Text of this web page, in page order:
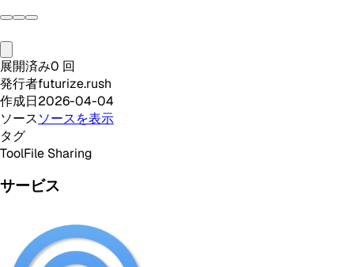
展開済み0 回
発行者futurize.rush
作成日2026-04-04
ソースソースを表示
タグ
ToolFile Sharing
サービス